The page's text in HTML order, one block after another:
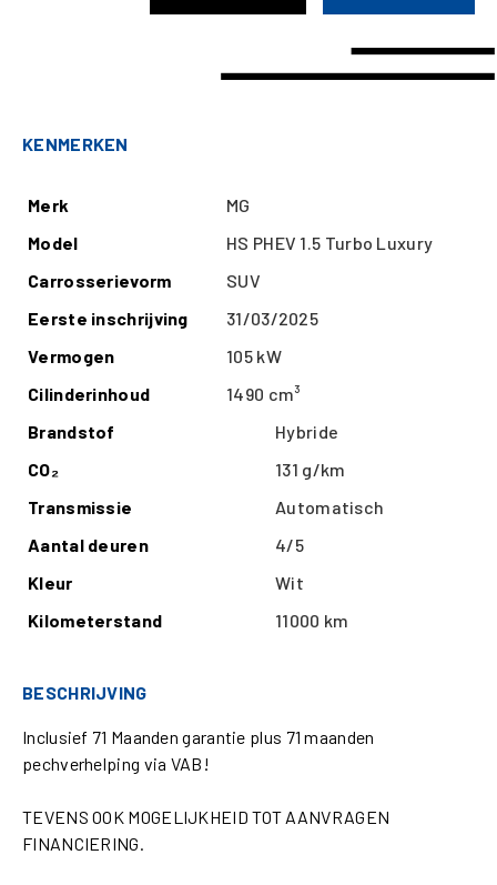
KENMERKEN
Merk
MG
Model
HS PHEV 1.5 Turbo Luxury
Carrosserievorm
SUV
Eerste inschrijving
31/03/2025
Vermogen
105 kW
Cilinderinhoud
1490 cm³
Brandstof
Hybride
CO₂
131 g/km
Transmissie
Automatisch
Aantal deuren
4/5
Kleur
Wit
Kilometerstand
11000 km
BESCHRIJVING
Inclusief 71 Maanden garantie plus 71 maanden
pechverhelping via VAB!
TEVENS OOK MOGELIJKHEID TOT AANVRAGEN
FINANCIERING.